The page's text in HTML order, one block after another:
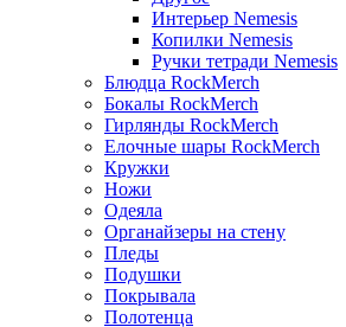
Интерьер Nemesis
Копилки Nemesis
Ручки тетради Nemesis
Блюдца RockMerch
Бокалы RockMerch
Гирлянды RockMerch
Елочные шары RockMerch
Кружки
Ножи
Одеяла
Органайзеры на стену
Пледы
Подушки
Покрывала
Полотенца